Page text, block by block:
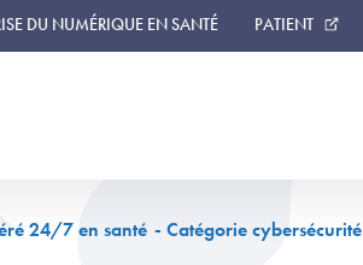
DU NUMÉRIQUE EN SANTÉ PATIENT
24/7 en santé - Catégorie cybersécurité